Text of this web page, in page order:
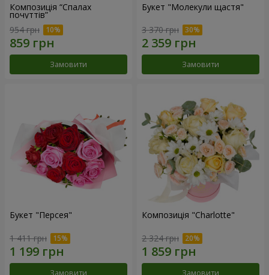
Композиція “Спалах
почуттів”
954 грн
Замовити
Букет "Молекули щастя"
3 370 грн
Замовити
Букет "Персея"
1 411 грн
Замовити
Композиція "Charlotte"
2 324 грн
Замовити